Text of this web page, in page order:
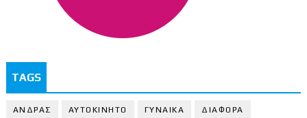
TAGS
ΑΝΔΡΑΣ ΑΥΤΟΚΙΝΗΤΟ ΓΥΝΑΙΚΑ ΔΙΑΦΟΡΑ